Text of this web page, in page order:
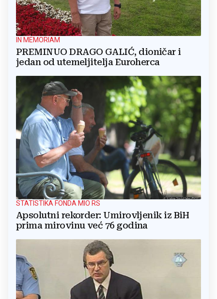
IN MEMORIAM
PREMINUO DRAGO GALIĆ, dioničar i
jedan od utemeljitelja Euroherca
STATISTIKA FONDA MIO RS
Apsolutni rekorder: Umirovljenik iz BiH
prima mirovinu već 76 godina